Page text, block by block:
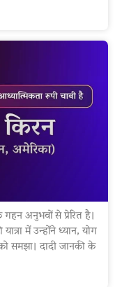
अनुभवों से प्रेरित है।
में उन्होंने ध्यान, योग
समझा। दादी जानकी के